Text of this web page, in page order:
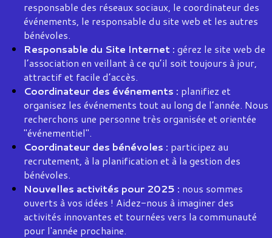
responsable des réseaux sociaux, le coordinateur des
événements, le responsable du site web et les autres
bénévoles.
Responsable du Site Internet : gérez le site web de
l’association en veillant à ce qu’il soit toujours à jour,
attractif et facile d’accès.
Coordinateur des événements : planifiez et
organisez les événements tout au long de l’année. Nous
recherchons une personne très organisée et orientée
"événementiel".
Coordinateur des bénévoles : participez au
recrutement, à la planification et à la gestion des
bénévoles.
Nouvelles activités pour 2025 : nous sommes
ouverts à vos idées ! Aidez-nous à imaginer des
activités innovantes et tournées vers la communauté
pour l'année prochaine.